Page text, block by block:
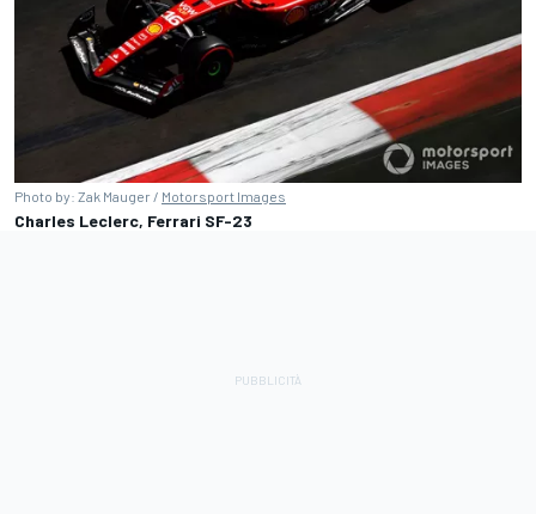
Photo by: Zak Mauger / Motorsport Images
Charles Leclerc, Ferrari SF-23